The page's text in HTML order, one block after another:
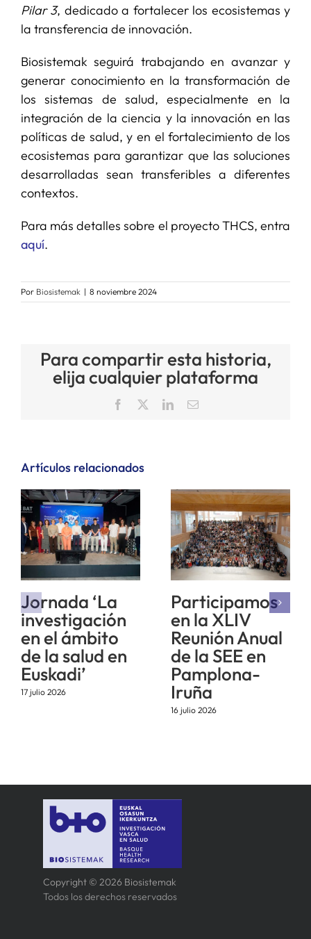
Pilar 3, dedicado a fortalecer los ecosistemas y
la transferencia de innovación.
Biosistemak seguirá trabajando en avanzar y
generar conocimiento en la transformación de
los sistemas de salud, especialmente en la
integración de la ciencia y la innovación en las
políticas de salud, y en el fortalecimiento de los
ecosistemas para garantizar que las soluciones
desarrolladas sean transferibles a diferentes
contextos.
Para más detalles sobre el proyecto THCS, entra
aquí.
Por Biosistemak | 8 noviembre 2024
Para compartir esta historia,
elija cualquier plataforma
Facebook LinkedInCorreo
Artículos relacionados
Jornada ‘La
investigación
en el ámbito
de la salud en
Euskadi’
17 julio 2026
Participamos
en la XLIV
Reunión Anual
de la SEE en
Pamplona-
Iruña
16 julio 2026
Copyright © 2026 Biosistemak
Todos los derechos reservados